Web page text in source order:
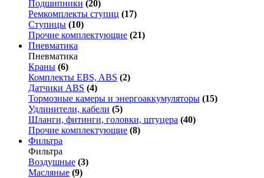
Подшипники (20)
Ремкомплекты ступиц (17)
Ступицы (10)
Прочие комплектующие (21)
Пневматика
Пневматика
Краны (6)
Комплекты EBS, ABS (2)
Датчики ABS (4)
Тормозные камеры и энергоаккумуляторы (15)
Удлинители, кабели (5)
Шланги, фитинги, головки, штуцера (40)
Прочие комплектующие (8)
Фильтра
Фильтра
Воздушные (3)
Масляные (9)